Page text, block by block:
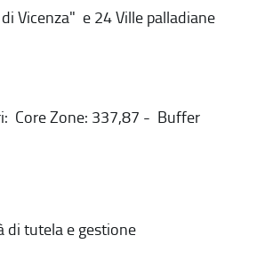
Vicenza" e 24 Ville palladiane
Core Zone: 337,87 - Buffer
di tutela e gestione